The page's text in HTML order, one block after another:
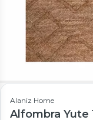
Alaniz Home
Alfombra Yute